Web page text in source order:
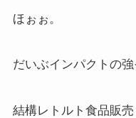
ほぉぉ。
だいぶインパクトの
結構レトルト食品販売